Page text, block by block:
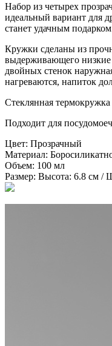
Набор из четырех
идеальный вариант для
станет удачным
Кружки сделаны из
выдерживающего низкие
двойных стенок
нагреваются, напиток
Стеклянная
Подходит для
Цвет: Прозрачный
Материал:
Объем: 100 мл
Размер: Высота: 6.8 см /